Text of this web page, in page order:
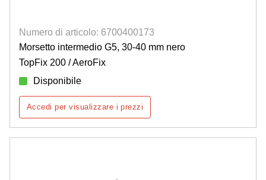
Numero di articolo: 6700400173
Morsetto intermedio G5, 30-40 mm nero
TopFix 200 / AeroFix
Disponibile
Accedi per visualizzare i prezzi